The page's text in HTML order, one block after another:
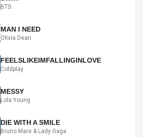
BTS
MAN I NEED
Olivia Dean
FEELSLIKEIMFALLINGINLOVE
Coldplay
MESSY
Lola Young
DIE WITH A SMILE
Bruno Mars & Lady Gaga